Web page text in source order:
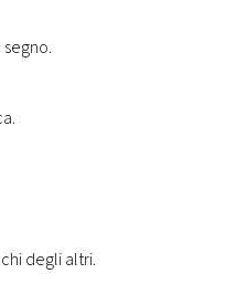
degli altri.